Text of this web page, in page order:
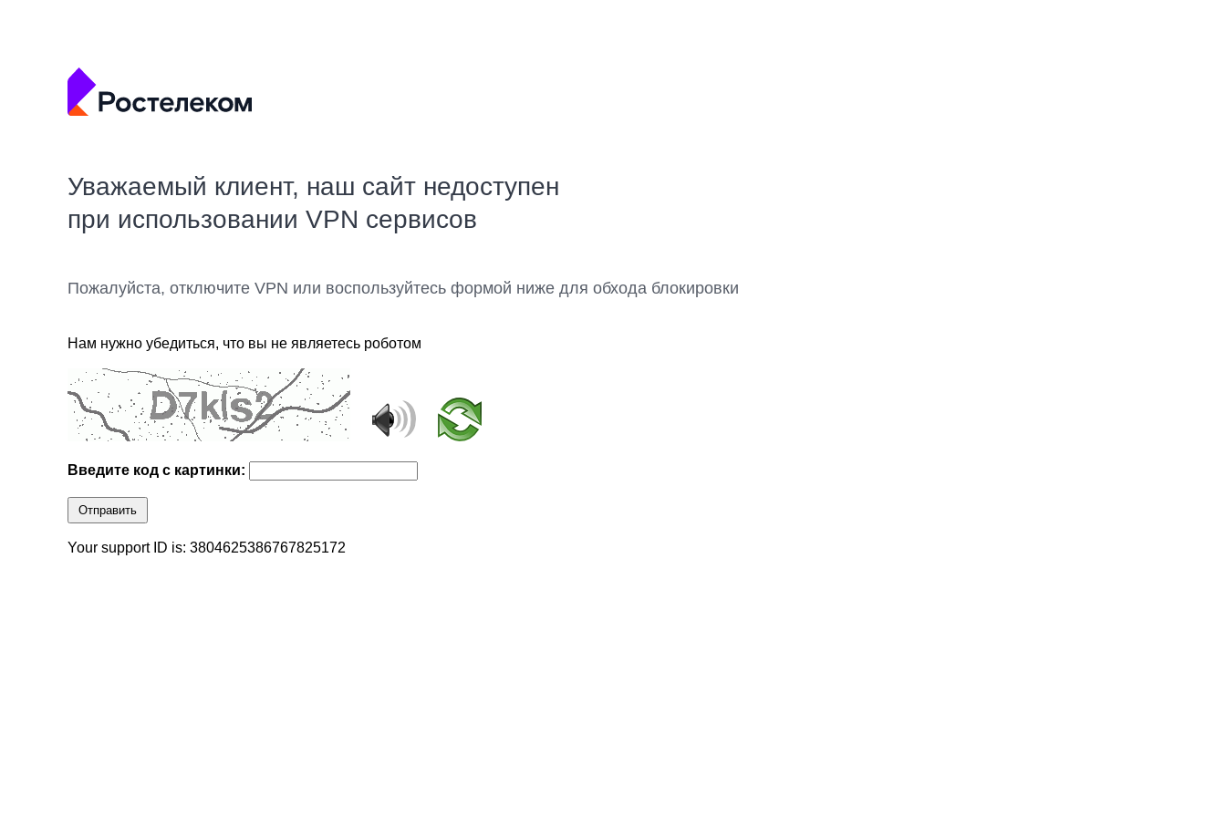
Уважаемый клиент, наш сайт недоступен
при использовании VPN сервисов
Пожалуйста, отключите VPN или воспользуйтесь формой ниже для обхода блокировки
Нам нужно убедиться, что вы не являетесь роботом
Введите код с картинки:
Отправить
Your support ID is: 3804625386767825172